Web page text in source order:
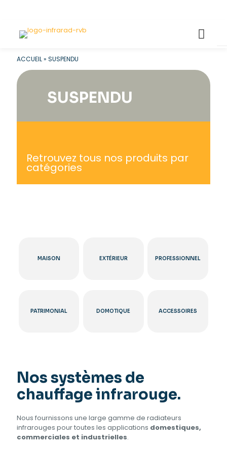
ACCUEIL» SUSPENDU
SUSPENDU
Retrouvez tous nos produits par
catégories
MAISON EXTÉRIEUR PROFESSIONNEL
PATRIMONIAL DOMOTIQUE ACCESSOIRES
Nos systèmes de
chauffage infrarouge.
Nous fournissons une large gamme de radiateurs
infrarouges pour toutes les applications domestiques,
commerciales et industrielles.